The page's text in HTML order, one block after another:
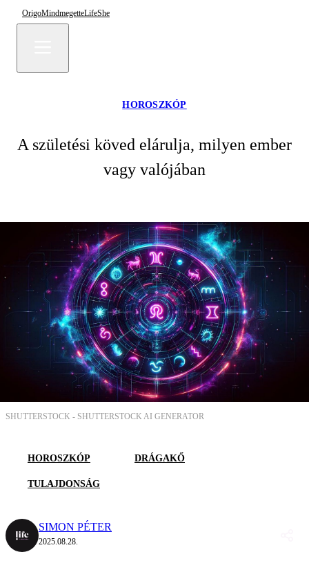
OrigoMindmegetteLifeShe
HOROSZKÓP
A születési köved elárulja, milyen ember
vagy valójában
SHUTTERSTOCK - SHUTTERSTOCK AI GENERATOR
HOROSZKÓP DRÁGAKŐ
TULAJDONSÁG
SIMON PÉTER
2025.08.28.